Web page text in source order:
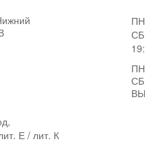
Е / лит. К